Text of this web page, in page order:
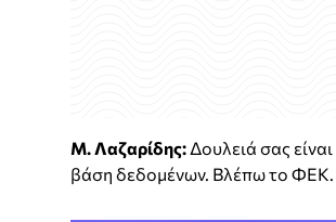
Μ. Λαζαρίδης: Δουλειά σας
βάση δεδομένων. Βλέπω το ΦΕΚ.